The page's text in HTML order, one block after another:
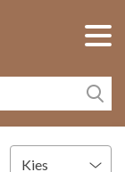
Kies